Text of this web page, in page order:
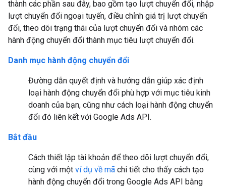
thành các phần sau đây, bao gồm tạo lượt chuyển đổi, nhập
lượt chuyển đổi ngoại tuyến, điều chỉnh giá trị lượt chuyển
đổi, theo dõi trạng thái của lượt chuyển đổi và nhóm các
hành động chuyển đổi thành mục tiêu lượt chuyển đổi.
Danh mục hành động chuyển đổi
Đường dẫn quyết định và hướng dẫn giúp xác định
loại hành động chuyển đổi phù hợp với mục tiêu kinh
doanh của bạn, cũng như cách loại hành động chuyển
đổi đó liên kết với Google Ads API.
Bắt đầu
Cách thiết lập tài khoản để theo dõi lượt chuyển đổi,
cùng với một ví dụ về mã chi tiết cho thấy cách tạo
hành động chuyển đổi trong Google Ads API bằng